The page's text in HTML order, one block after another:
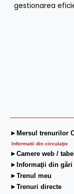
►Mersul trenurilor
Informatii din circulaţie
►Camere web /
►Informaţii din gări
►Trenul meu
►Trenuri directe
gestionarea